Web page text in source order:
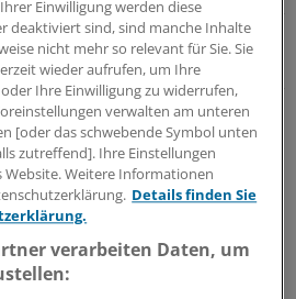
PJ raubt künftige Motivation
Studienzeit und nicht um
die Fehlzeiten
aus Sicht des
vertretbar sind, damit das
werden kann“, heißt es in der
Damit könnten in einem
bis zu 30 Ausbildungstage
Einwilligung werden diese
deaktiviert sind, sind manche Inhalte
nicht mehr so relevant für Sie. Sie
wieder aufrufen, um Ihre
Ihre Einwilligung zu widerrufen,
verwalten am unteren
[oder das schwebende Symbol unten
zutreffend]. Ihre Einstellungen
Weitere Informationen
Details finden Sie
verarbeiten Daten, um